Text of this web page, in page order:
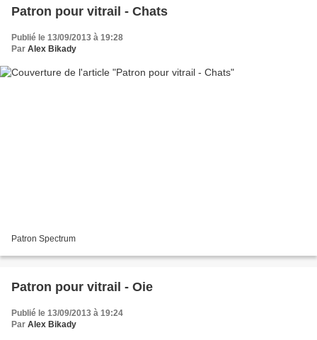
Patron pour vitrail - Chats
Publié le 13/09/2013 à 19:28
Par Alex Bikady
Patron Spectrum
Patron pour vitrail - Oie
Publié le 13/09/2013 à 19:24
Par Alex Bikady